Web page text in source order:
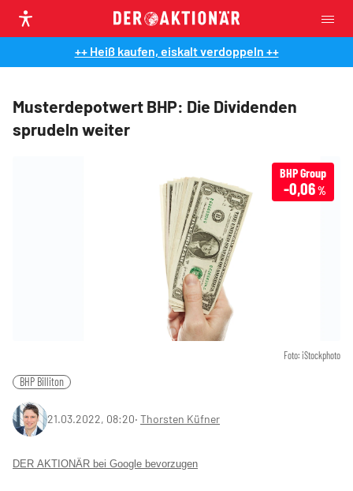
++ Heiß kaufen, eiskalt verdoppeln ++
Musterdepotwert BHP: Die Dividenden
sprudeln weiter
Foto: iStockphoto
BHP Group
-0,06 %
BHP Billiton
21.03.2022, 08:20‧ Thorsten Küfner
DER AKTIONÄR bei Google bevorzugen